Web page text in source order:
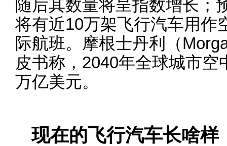
随后其数量将呈指数增长；
将有近10万架飞行汽车用作
际航班。摩根士丹利（
皮书称，2040年全球城市
万亿美元。
现在的飞行汽车长啥样